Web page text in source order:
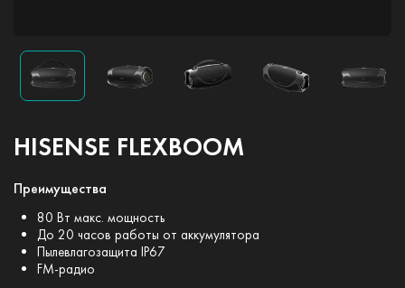
HISENSE FLEXBOOM
Преимущества
80 Вт макс. мощность
До 20 часов работы от аккумулятора
Пылевлагозащита IP67
FM-радио